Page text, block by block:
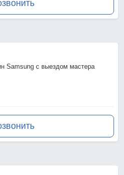
Samsung с выездом мастера